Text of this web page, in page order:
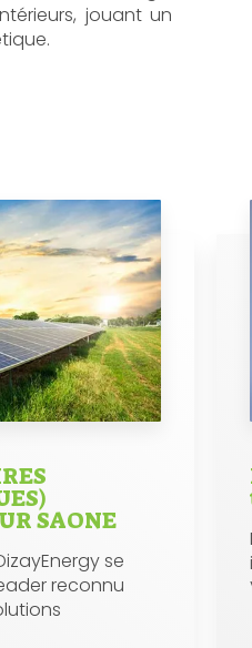
jouant un
SAONE
se
reconnu